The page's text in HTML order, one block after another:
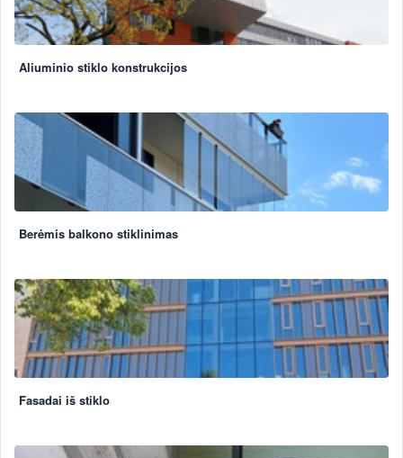
Aliuminio stiklo konstrukcijos
Berėmis balkono stiklinimas
Fasadai iš stiklo